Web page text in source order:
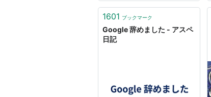
1601 ブックマーク
Google 辞めました - アスペ
日記